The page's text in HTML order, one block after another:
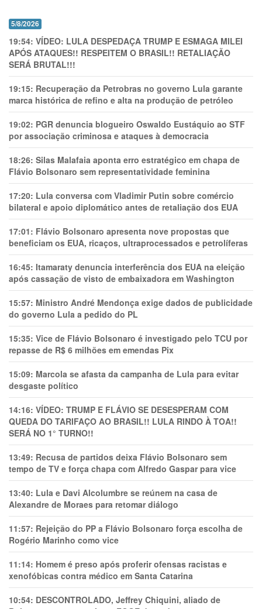
5/8/2026
19:54: VÍDEO: LULA DESPEDAÇA TRUMP E ESMAGA MILEI
APÓS ATAQUES!! RESPEITEM O BRASIL!! RETALIAÇÃO
SERÁ BRUTAL!!!
19:15: Recuperação da Petrobras no governo Lula garante
marca histórica de refino e alta na produção de petróleo
19:02: PGR denuncia blogueiro Oswaldo Eustáquio ao STF
por associação criminosa e ataques à democracia
18:26: Silas Malafaia aponta erro estratégico em chapa de
Flávio Bolsonaro sem representatividade feminina
17:20: Lula conversa com Vladimir Putin sobre comércio
bilateral e apoio diplomático antes de retaliação dos EUA
17:01: Flávio Bolsonaro apresenta nove propostas que
beneficiam os EUA, ricaços, ultraprocessados e petrolíferas
16:45: Itamaraty denuncia interferência dos EUA na eleição
após cassação de visto de embaixadora em Washington
15:57: Ministro André Mendonça exige dados de publicidade
do governo Lula a pedido do PL
15:35: Vice de Flávio Bolsonaro é investigado pelo TCU por
repasse de R$ 6 milhões em emendas Pix
15:09: Marcola se afasta da campanha de Lula para evitar
desgaste político
14:16: VÍDEO: TRUMP E FLÁVIO SE DESESPERAM COM
QUEDA DO TARIFAÇO AO BRASIL!! LULA RINDO À TOA!!
SERÁ NO 1° TURNO!!
13:49: Recusa de partidos deixa Flávio Bolsonaro sem
tempo de TV e força chapa com Alfredo Gaspar para vice
13:40: Lula e Davi Alcolumbre se reúnem na casa de
Alexandre de Moraes para retomar diálogo
11:57: Rejeição do PP a Flávio Bolsonaro força escolha de
Rogério Marinho como vice
11:14: Homem é preso após proferir ofensas racistas e
xenofóbicas contra médico em Santa Catarina
10:54: DESCONTROLADO, Jeffrey Chiquini, aliado de